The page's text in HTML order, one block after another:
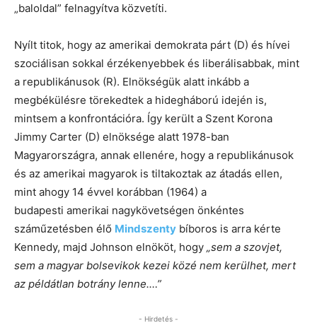
„baloldal” felnagyítva közvetíti.
Nyílt titok, hogy az amerikai demokrata párt (D) és hívei
szociálisan sokkal érzékenyebbek és liberálisabbak, mint
a republikánusok (R). Elnökségük alatt inkább a
megbékülésre törekedtek a hidegháború idején is,
mintsem a konfrontációra. Így került a Szent Korona
Jimmy Carter (D) elnöksége alatt 1978-ban
Magyarországra, annak ellenére, hogy a republikánusok
és az amerikai magyarok is tiltakoztak az átadás ellen,
mint ahogy 14 évvel korábban (1964) a
budapesti amerikai nagykövetségen önkéntes
száműzetésben élő Mindszenty bíboros is arra kérte
Kennedy, majd Johnson elnököt, hogy „sem a szovjet,
sem a magyar bolsevikok kezei közé nem kerülhet, mert
az példátlan botrány lenne.…”
- Hirdetés -